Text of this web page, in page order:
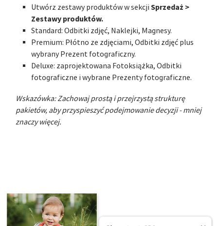
Utwórz zestawy produktów w sekcji Sprzedaż >
Zestawy produktów.
Standard: Odbitki zdjęć, Naklejki, Magnesy.
Premium: Płótno ze zdjęciami, Odbitki zdjęć plus
wybrany Prezent fotograficzny.
Deluxe: zaprojektowana Fotoksiążka, Odbitki
fotograficzne i wybrane Prezenty fotograficzne.
Wskazówka: Zachowaj prostą i przejrzystą strukturę
pakietów, aby przyspieszyć podejmowanie decyzji - mniej
znaczy więcej.